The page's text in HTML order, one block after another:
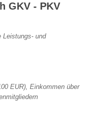
GKV - PKV
Leistungs- und
EUR), Einkommen über